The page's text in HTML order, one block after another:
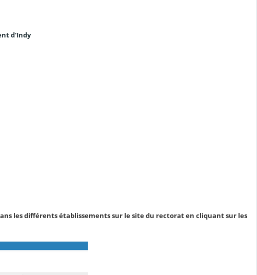
d'Indy
les différents établissements sur le site du rectorat en cliquant sur les